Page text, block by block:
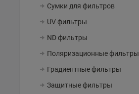
Сумки для фильтров
UV фильтры
ND фильтры
Поляризационные фильтры
Градиентные фильтры
Защитные фильтры